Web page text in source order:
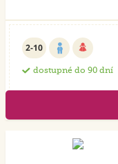
2-10
dostupné do 90 dní